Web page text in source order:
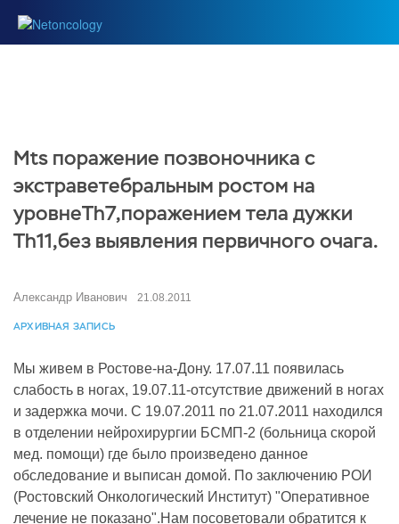
Mts поражение позвоночника с
экстраветебральным ростом на
уровнеTh7,поражением тела дужки
Th11,без выявления первичного очага.
Александр Иванович 21.08.2011
АРХИВНАЯ ЗАПИСЬ
Мы живем в Ростове-на-Дону. 17.07.11 появилась
слабость в ногах, 19.07.11-отсутствие движений в ногах
и задержка мочи. С 19.07.2011 по 21.07.2011 находился
в отделении нейрохирургии БСМП-2 (больница скорой
мед. помощи) где было произведено данное
обследование и выписан домой. По заключению РОИ
(Ростовский Онкологический Институт) "Оперативное
лечение не показано".Нам посоветовали обратится к